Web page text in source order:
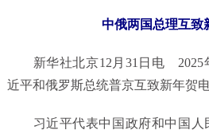
中俄两国总理互致
新华社北京12月31日电 2025
近平和俄罗斯总统普京互致新年贺电
习近平代表中国政府和中国人